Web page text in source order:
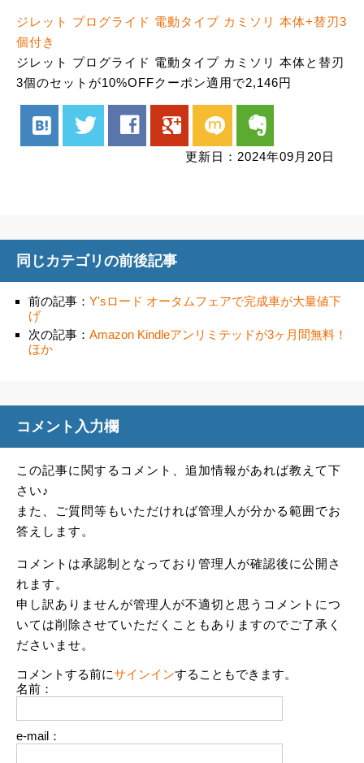
ジレット プログライド 電動タイプ カミソリ 本体+替刃3
個付き
ジレット プログライド 電動タイプ カミソリ 本体と替刃
3個のセットが10%OFFクーポン適用で2,146円
hatenabookmark twitter facebook google mixi evernote
更新日：2024年09月20日
同じカテゴリの前後記事
前の記事： Y'sロード オータムフェアで完成車が大量値下
げ
次の記事： Amazon Kindleアンリミテッドが3ヶ月間無料！
ほか
コメント入力欄
この記事に関するコメント、追加情報があれば教えて下
さい♪
また、ご質問等もいただければ管理人が分かる範囲でお
答えします。
コメントは承認制となっており管理人が確認後に公開さ
れます。
申し訳ありませんが管理人が不適切と思うコメントにつ
いては削除させていただくこともありますのでご了承く
ださいませ。
コメントする前にサインインすることもできます。
名前：
e-mail：